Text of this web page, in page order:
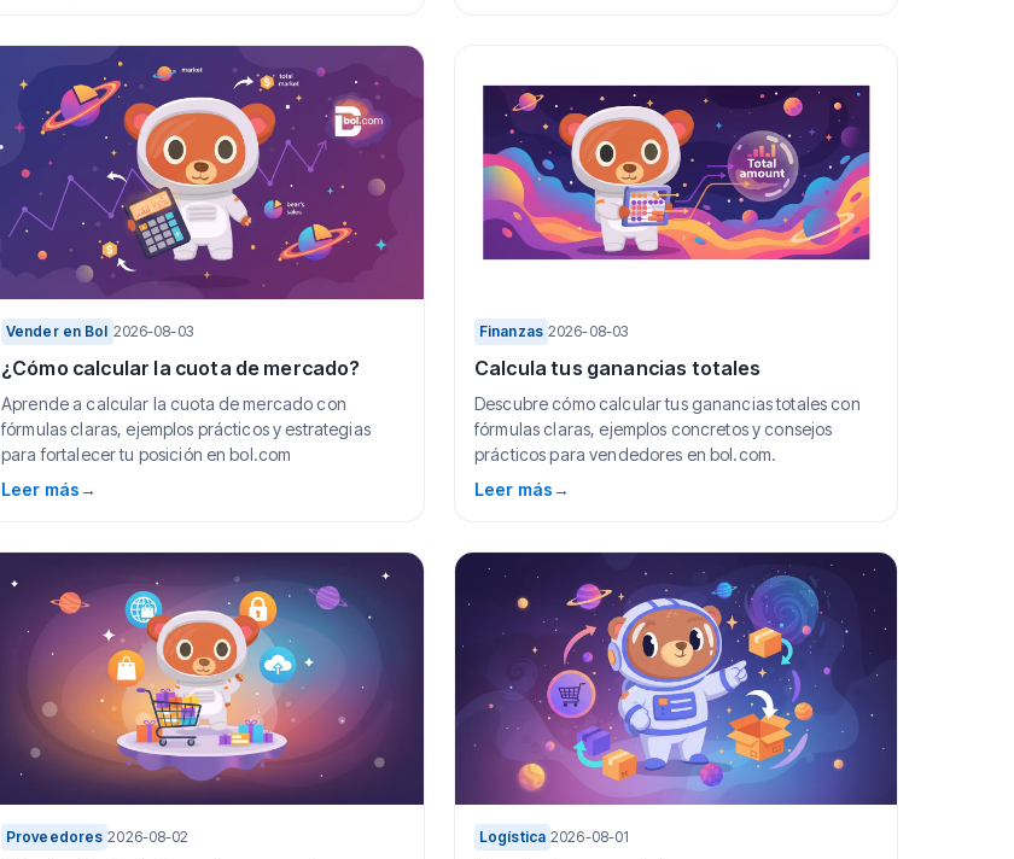
Vender en Bol 2026-08-03
¿Cómo calcular la cuota de mercado?
Aprende a calcular la cuota de mercado con
fórmulas claras, ejemplos prácticos y estrategias
para fortalecer tu posición en bol.com
Leer más→
Finanzas 2026-08-03
Calcula tus ganancias totales
Descubre cómo calcular tus ganancias totales con
fórmulas claras, ejemplos concretos y consejos
prácticos para vendedores en bol.com.
Leer más→
Proveedores 2026-08-02 Logística 2026-08-01